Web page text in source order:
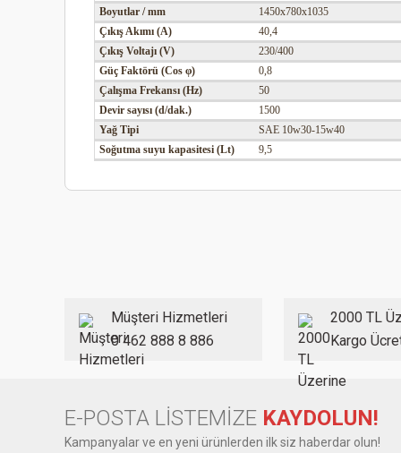
Boyutlar / mm
1450x780x1035
Çıkış Akımı (A)
40,4
Çıkış Voltajı (V)
230/400
Güç Faktörü (Cos φ)
0,8
Çalışma Frekansı (Hz)
50
Devir sayısı (d/dak.)
1500
Yağ Tipi
SAE 10w30-15w40
Soğutma suyu kapasitesi (Lt)
9,5
Ürün bilgilerinde hatalar bulunuyor.
Ürün fiyatı diğer sitelerden daha pahalı.
Bu ürüne benzer farklı alternatifler olmalı.
Müşteri Hizmetleri
0 462 888 8 886
2000 TL
Kargo
E-POSTA LİSTEMİZE KAYDOLUN!
Kampanyalar ve en yeni ürünlerden ilk siz haberdar olun!